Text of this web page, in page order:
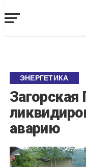
ЭНЕРГЕТИКА
Загорская
аварию